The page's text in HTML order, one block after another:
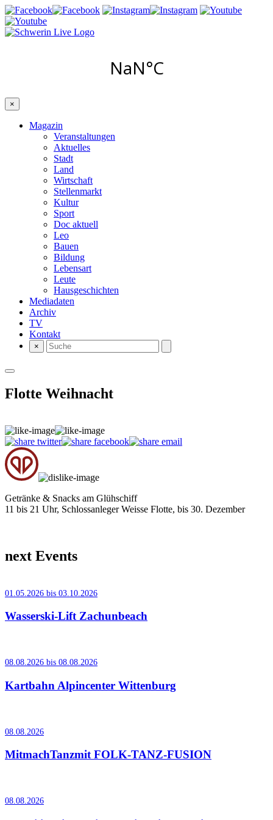
×
Magazin
Veranstaltungen
Aktuelles
Stadt
Land
Wirtschaft
Stellenmarkt
Kultur
Sport
Doc aktuell
Leo
Bauen
Bildung
Lebensart
Leute
Hausgeschichten
Mediadaten
Archiv
TV
Kontakt
×
Flotte Weihnacht
Getränke & Snacks am Glühschiff
11 bis 21 Uhr, Schlossanleger Weisse Flotte, bis 30. Dezember
next Events
01.05.2026 bis 03.10.2026
Wasserski-Lift Zachunbeach
08.08.2026 bis 08.08.2026
Kartbahn Alpincenter Wittenburg
08.08.2026
MitmachTanzmit FOLK-TANZ-FUSION
08.08.2026